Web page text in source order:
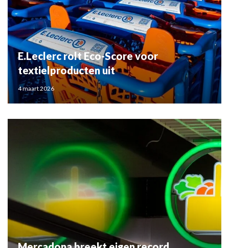
E.Leclerc rolt Eco-Score voor
textielproducten uit
4 maart 2026